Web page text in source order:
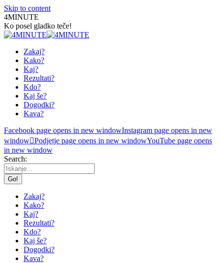
Skip to content
4MINUTE
Ko posel gladko teče!
Zakaj?
Kako?
Kaj?
Rezultati?
Kdo?
Kaj še?
Dogodki?
Kava?
Facebook page opens in new windowInstagram page opens in new
window Podjetje page opens in new windowYouTube page opens
in new window
Search:
Zakaj?
Kako?
Kaj?
Rezultati?
Kdo?
Kaj še?
Dogodki?
Kava?